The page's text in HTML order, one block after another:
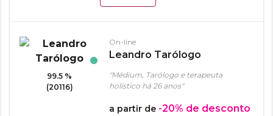
99.5 %
(20116)
On-line
Leandro Tarólogo
"Médium, Tarólogo e terapeuta
holístico há 26 anos"
a partir de -20% de desconto